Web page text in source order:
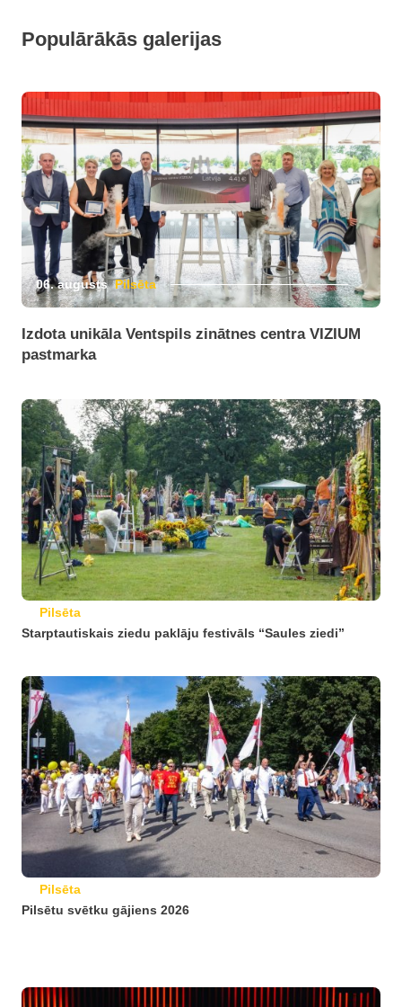
Populārākās galerijas
06. augusts Pilsēta
Izdota unikāla Ventspils zinātnes centra VIZIUM
pastmarka
Pilsēta
Starptautiskais ziedu paklāju festivāls “Saules ziedi”
Pilsēta
Pilsētu svētku gājiens 2026